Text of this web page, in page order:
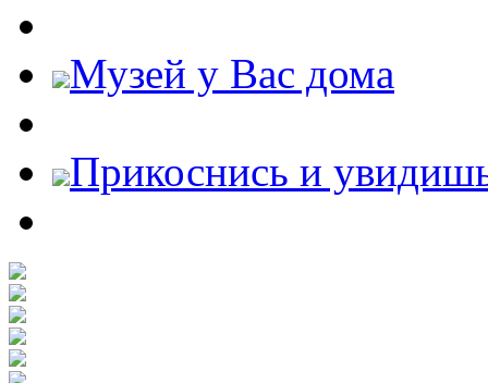
Музей у Вас дома
Прикоснись и